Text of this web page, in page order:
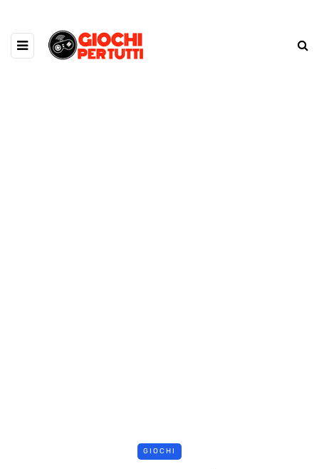
GIOCHI